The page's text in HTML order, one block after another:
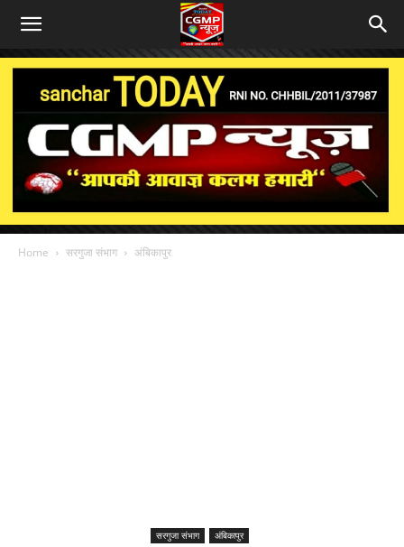
Home सरगुजा संभाग अंबिकापुर
सरगुजा संभाग अंबिकापुर